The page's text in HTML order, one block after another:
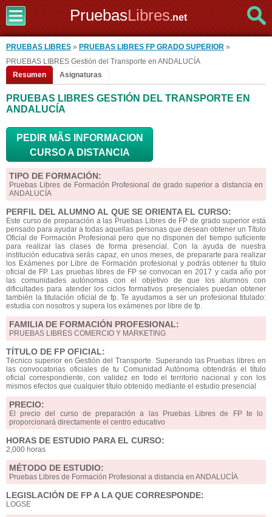
PruebasLibres.net
PRUEBAS LIBRES » PRUEBAS LIBRES FP GRADO SUPERIOR »
PRUEBAS LIBRES Gestión del Transporte en ANDALUCÍA
Resumen
Asignaturas
PRUEBAS LIBRES GESTIÓN DEL TRANSPORTE EN
ANDALUCÍA
PEDIR MÃS INFORMACION
CURSO A DISTANCIA
TIPO DE FORMACIÓN:
Pruebas Libres de Formación Profesional de grado superior a distancia en
ANDALUCÍA
PERFIL DEL ALUMNO AL QUE SE ORIENTA EL CURSO:
Este curso de preparación a las Pruebas Libres de FP de grado superior está
pensado para ayudar a todas aquellas personas que desean obtener un Título
Oficial de Formación Profesional pero que no disponen del tiempo suficiente
para realizar las clases de forma presencial. Con la ayuda de nuestra
institución educativa serás capaz, en unos meses, de prepararte para realizar
los Exámenes por Libre de Formación profesional y podrás obtener tu título
oficial de FP. Las pruebas libres de FP se convocan en 2017 y cada año por
las comunidades autónomas con el objetivo de que los alumnos con
dificultades para atender los ciclos formativos presenciales puedan obtener
también la titulación oficial de fp. Te ayudamos a ser un profesional titulado:
estudia con nosotros y supera los exámenes por libre de fp.
FAMILIA DE FORMACIÓN PROFESIONAL:
PRUEBAS LIBRES COMERCIO Y MARKETING
TÍTULO DE FP OFICIAL:
Técnico superior en Gestión del Transporte. Superando las Pruebas libres en
las convocatorias oficiales de tu Comunidad Autónoma obtendrás el título
oficial correspondiente, con validez en todo el territorio nacional y con los
mismos efectos que cualquier título obtenido mediante el estudio presencial
PRECIO:
El precio del curso de preparación a las Pruebas Libres de FP te lo
proporcionará directamente el centro educativo
HORAS DE ESTUDIO PARA EL CURSO:
2,000 horas
MÉTODO DE ESTUDIO:
Pruebas Libres de Formación Profesional a distancia en ANDALUCÍA
LEGISLACIÓN DE FP A LA QUE CORRESPONDE:
LOGSE